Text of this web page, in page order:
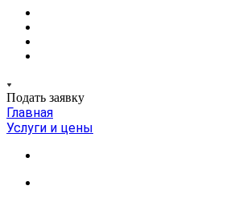
Подать заявку
Главная
Услуги и цены